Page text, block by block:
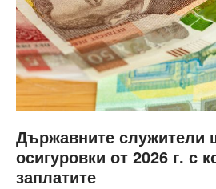
Държавните служители
осигуровки от 2026 г. с
заплатите